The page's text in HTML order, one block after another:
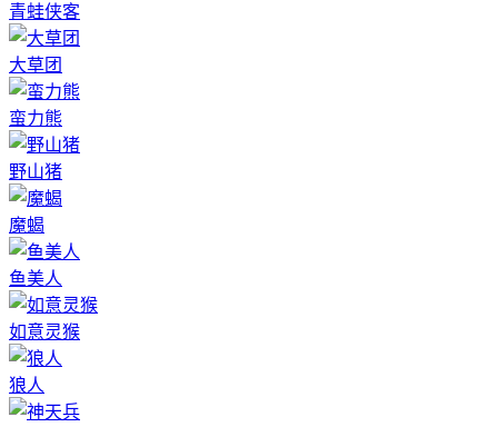
青蛙侠客
大草团
蛮力熊
野山猪
魔蝎
鱼美人
如意灵猴
狼人